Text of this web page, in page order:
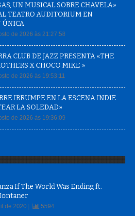
UN MUSICAL SOBRE CHAVELA»
TEATRO AUDITORIUM EN
ÚNICA
de 2026 às 21:27:58
CLUB DE JAZZ PRESENTA «THE
X CHOCO MIKE »
de 2026 às 19:53:11
IRRUMPE EN LA ESCENA INDIE
LA SOLEDAD»
de 2026 às 19:36:09
If The World Was Ending ft.
de 2020 | 5594